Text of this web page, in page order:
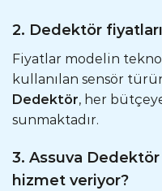
2. Dedektör
Fiyatlar modelin
kullanılan sensör
Dedektör, her
sunmaktadır.
3. Assuva
hizmet veriyor?